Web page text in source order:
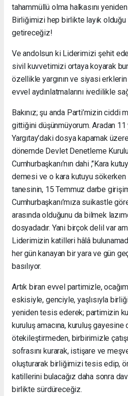
tahammüllü olma halkasını
Birliğimizi hep birlikte layık
getireceğiz!
Ve andolsun ki Liderimizi şehit
sivil kuvvetimizi ortaya koyarak
özellikle yargının ve siyasi erklerin
evvel aydınlatmalarını ivedilikle
Bakınız; şu anda Parti’mizin ciddi
gittiğini düşünmüyorum. Aradan
Yargıtay’daki dosya kapamak
dönemde Devlet Denetleme
Cumhurbaşkanı’nın dahi ,’’Kara
demesi ve o kara kutuyu
tanesinin, 15 Temmuz darbe
Cumhurbaşkanı’mıza suikastle
arasında olduğunu da bilmek
dosyadadır. Yani birçok delil var
Liderimizin katilleri hâlâ
her gün kanayan bir yara ve gün
basılıyor.
Artık biran evvel partimizle,
eskisiyle, genciyle, yaşlısıyla
yeniden tesis ederek; partimizin
kuruluş amacına, kuruluş
ötekileştirmeden, birbirimizle
sofrasını kurarak, istişare ve
oluşturarak birliğimizi tesis edip,
katillerini bulacağız daha sonra
birlikte sürdüreceğiz.